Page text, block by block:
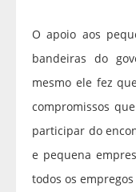
O apoio aos
bandeiras do
mesmo ele fez
compromissos
participar do
e pequena
todos os